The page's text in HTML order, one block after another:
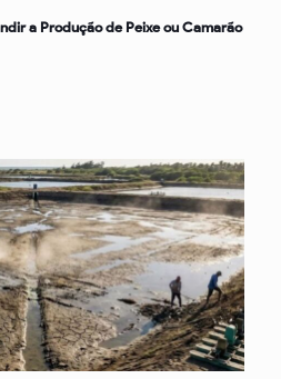
a Produção de Peixe ou Camarão